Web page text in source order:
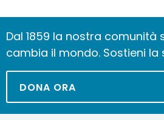
Dal 1859 la nostra comunità
cambia il mondo. Sostieni la
DONA ORA